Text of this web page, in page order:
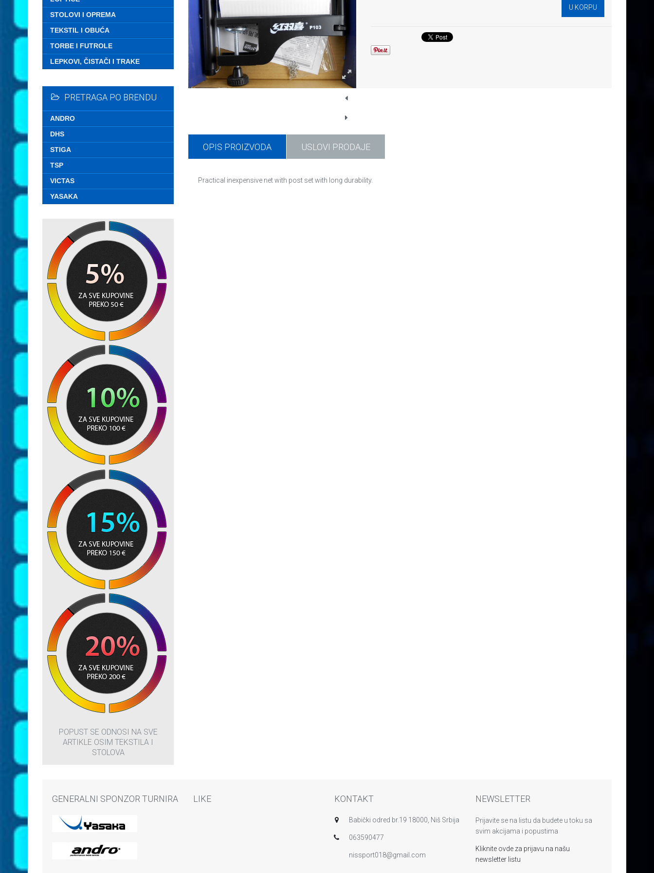
STOLOVI I OPREMA
TEKSTIL I OBUĆA
TORBE I FUTROLE
LEPKOVI, ČISTAČI I TRAKE
PRETRAGA PO BRENDU
ANDRO
DHS
STIGA
TSP
VICTAS
YASAKA
POPUST SE ODNOSI NA SVE
ARTIKLE OSIM TEKSTILA I
STOLOVA
OPIS PROIZVODA USLOVI PRODAJE
Practical inexpensive net with post set with long durability.
GENERALNI SPONZOR TURNIRA LIKE KONTAKT
Babički odred br.19 18000, Niš Srbija
063590477
nissport018@gmail.com
NEWSLETTER
Prijavite se na listu da budete u toku sa
svim akcijama i popustima
Kliknite ovde za prijavu na našu
newsletter listu